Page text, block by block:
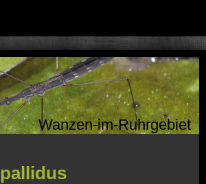
Wanzen-im-Ruhrgebiet